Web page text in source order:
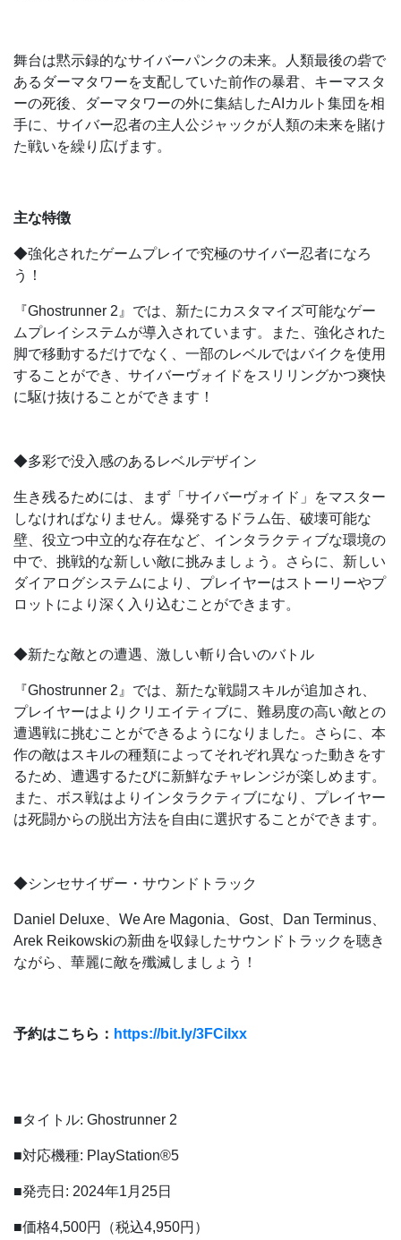
舞台は黙示録的なサイバーパンクの未来。人類最後の砦で
あるダーマタワーを支配していた前作の暴君、キーマスタ
ーの死後、ダーマタワーの外に集結したAIカルト集団を相
手に、サイバー忍者の主人公ジャックが人類の未来を賭け
た戦いを繰り広げます。
主な特徴
◆強化されたゲームプレイで究極のサイバー忍者になろ
う！
『Ghostrunner 2』では、新たにカスタマイズ可能なゲー
ムプレイシステムが導入されています。また、強化された
脚で移動するだけでなく、一部のレベルではバイクを使用
することができ、サイバーヴォイドをスリリングかつ爽快
に駆け抜けることができます！
◆多彩で没入感のあるレベルデザイン
生き残るためには、まず「サイバーヴォイド」をマスター
しなければなりません。爆発するドラム缶、破壊可能な
壁、役立つ中立的な存在など、インタラクティブな環境の
中で、挑戦的な新しい敵に挑みましょう。さらに、新しい
ダイアログシステムにより、プレイヤーはストーリーやプ
ロットにより深く入り込むことができます。
◆新たな敵との遭遇、激しい斬り合いのバトル
『Ghostrunner 2』では、新たな戦闘スキルが追加され、
プレイヤーはよりクリエイティブに、難易度の高い敵との
遭遇戦に挑むことができるようになりました。さらに、本
作の敵はスキルの種類によってそれぞれ異なった動きをす
るため、遭遇するたびに新鮮なチャレンジが楽しめます。
また、ボス戦はよりインタラクティブになり、プレイヤー
は死闘からの脱出方法を自由に選択することができます。
◆シンセサイザー・サウンドトラック
Daniel Deluxe、We Are Magonia、Gost、Dan Terminus、
Arek Reikowskiの新曲を収録したサウンドトラックを聴き
ながら、華麗に敵を殲滅しましょう！
予約はこちら： https://bit.ly/3FCilxx
■タイトル: Ghostrunner 2
■対応機種: PlayStation®5
■発売日: 2024年1月25日
■価格4,500円（税込4,950円）